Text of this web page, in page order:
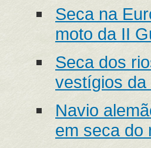
Seca na
moto da II
Seca dos
vestígios
Navio
em seca do